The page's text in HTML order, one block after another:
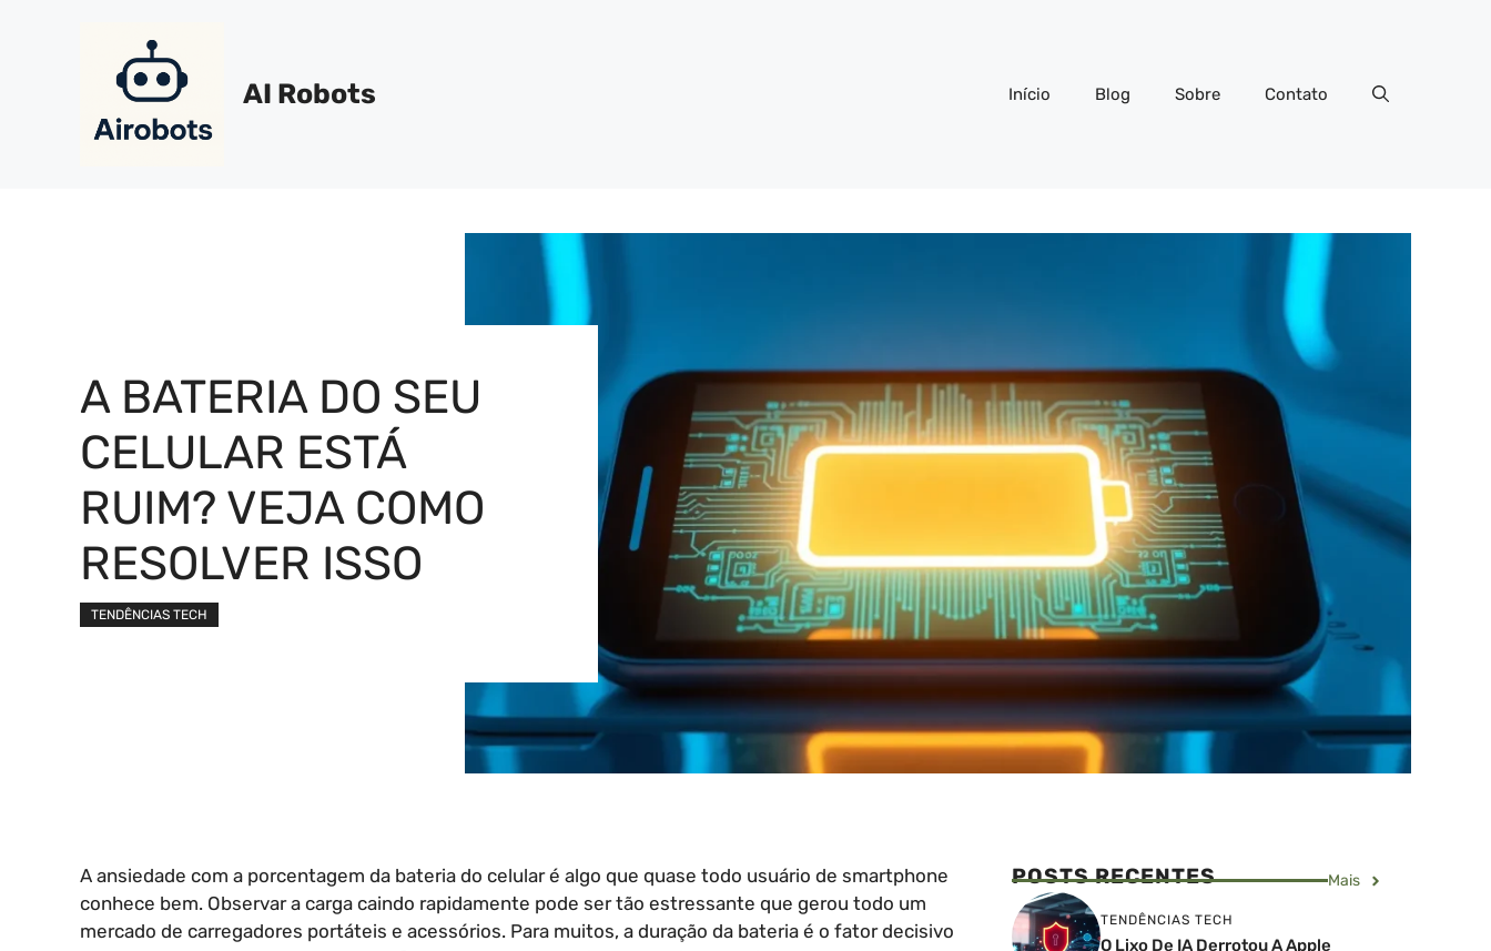
AI Robots Início Blog Sobre Contato
A BATERIA DO SEU
CELULAR ESTÁ
RUIM? VEJA COMO
RESOLVER ISSO
TENDÊNCIAS TECH
A ansiedade com a porcentagem da bateria do celular é algo que quase todo usuário de smartphone
conhece bem. Observar a carga caindo rapidamente pode ser tão estressante que gerou todo um
mercado de carregadores portáteis e acessórios. Para muitos, a duração da bateria é o fator decisivo
POSTS RECENTES Mais
TENDÊNCIAS TECH
O Lixo De IA Derrotou A Apple